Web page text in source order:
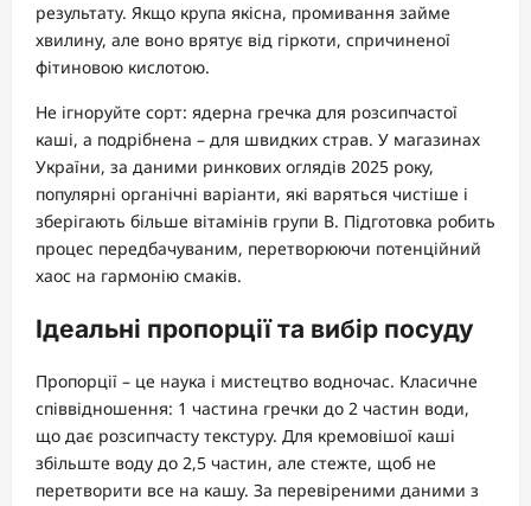
результату. Якщо крупа якісна, промивання займе
хвилину, але воно врятує від гіркоти, спричиненої
фітиновою кислотою.
Не ігноруйте сорт: ядерна гречка для розсипчастої
каші, а подрібнена – для швидких страв. У магазинах
України, за даними ринкових оглядів 2025 року,
популярні органічні варіанти, які варяться чистіше і
зберігають більше вітамінів групи B. Підготовка робить
процес передбачуваним, перетворюючи потенційний
хаос на гармонію смаків.
Ідеальні пропорції та вибір посуду
Пропорції – це наука і мистецтво водночас. Класичне
співвідношення: 1 частина гречки до 2 частин води,
що дає розсипчасту текстуру. Для кремовішої каші
збільште воду до 2,5 частин, але стежте, щоб не
перетворити все на кашу. За перевіреними даними з